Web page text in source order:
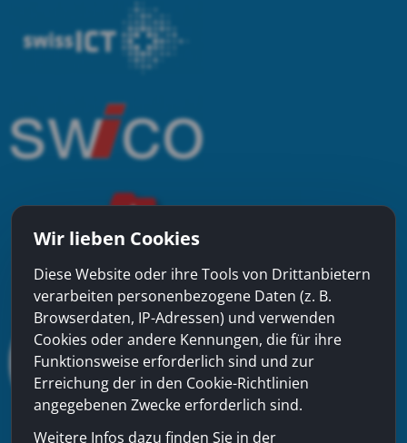
Wir lieben Cookies
Diese Website oder ihre Tools von Drittanbietern
verarbeiten personenbezogene Daten (z. B.
Browserdaten, IP-Adressen) und verwenden
Cookies oder andere Kennungen, die für ihre
Funktionsweise erforderlich sind und zur
Erreichung der in den Cookie-Richtlinien
angegebenen Zwecke erforderlich sind.
Weitere Infos dazu finden Sie in der